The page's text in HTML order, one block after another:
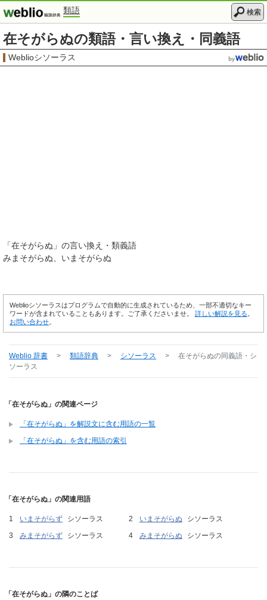
類語 検索
在そがらぬの類語・言い換え・同義語
Weblioシソーラス
「在そがらぬ 」の言い換え・類義語
みまそがらぬ
いまそがらぬ
Weblioシソーラスはプログラムで自動的に生成されているため、一部不適切なキー
ワードが含まれていることもあります。ご了承くださいませ。 詳しい解説を見る
お問い合わせ
Weblio 辞書 > 類語辞典 > シソーラス > 在そがらぬの同義語・シ
ソーラス
「在そがらぬ」の関連ページ
「在そがらぬ」を解説文に含む用語の一覧
「在そがらぬ」を含む用語の索引
「在そがらぬ」の関連用語
いまそがらず シソーラス いまそがらぬ
シソーラス
みまそがらず
シソーラス みまそがらぬ シソーラス
「在そがらぬ」の隣のことば